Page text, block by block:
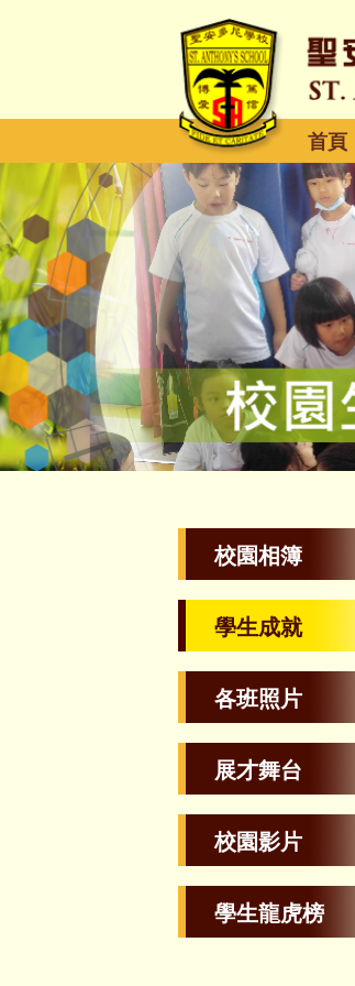
首頁
校園相簿
學生成就
各班照片
展才舞台
校園影片
學生龍虎榜